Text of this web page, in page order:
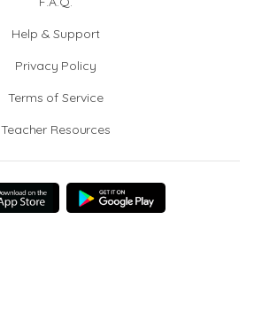
Help & Support
Privacy Policy
Terms of Service
Teacher Resources